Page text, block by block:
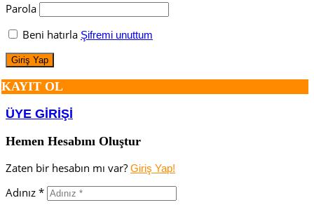
Parola
Beni hatırla Şifremi unuttum
KAYIT OL
ÜYE GİRİŞİ
Hemen Hesabını Oluştur
Zaten bir hesabın mı var? Giriş Yap!
Adınız *